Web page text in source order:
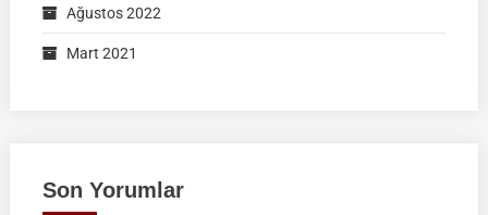
Ağustos 2022
Mart 2021
Son Yorumlar